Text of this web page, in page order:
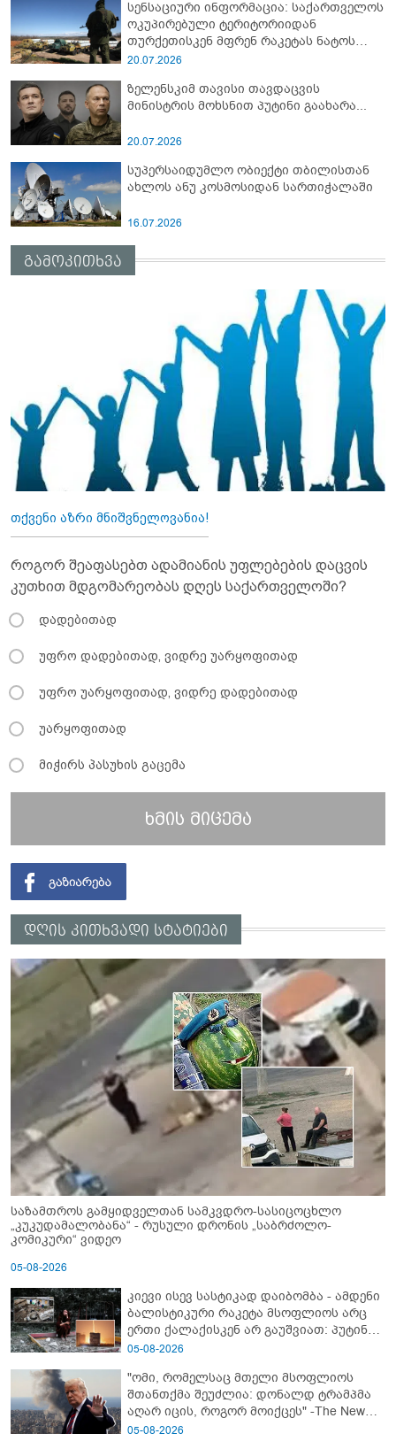
სენსაციური ინფორმაცია: საქართველოს
ოკუპირებული ტერიტორიიდან
თურქეთისკენ მფრენ რაკეტას ნატოს
სამიტი კინაღამ ჩაუშლია
20.07.2026
ზელენსკიმ თავისი თავდაცვის
მინისტრის მოხსნით პუტინი გაახარა...
20.07.2026
სუპერსაიდუმლო ობიექტი თბილისთან
ახლოს ანუ კოსმოსიდან სართიჭალაში
16.07.2026
გამოკითხვა
თქვენი აზრი მნიშვნელოვანია!
როგორ შეაფასებთ ადამიანის უფლებების დაცვის
კუთხით მდგომარეობას დღეს საქართველოში?
დადებითად
უფრო დადებითად, ვიდრე უარყოფითად
უფრო უარყოფითად, ვიდრე დადებითად
უარყოფითად
მიჭირს პასუხის გაცემა
ხმის მიცემა
დღის კითხვადი სტატიები
საზამთროს გამყიდველთან სამკვდრო-სასიცოცხლო
„კუკუდამალობანა“ - რუსული დრონის „საბრძოლო-
კომიკური“ ვიდეო
05-08-2026
კიევი ისევ სასტიკად დაიბომბა - ამდენი
ბალისტიკური რაკეტა მსოფლიოს არც
ერთი ქალაქისკენ არ გაუშვიათ: პუტინის
ახალი ანტირეკორდი
05-08-2026
"ომი, რომელსაც მთელი მსოფლიოს
შთანთქმა შეუძლია: დონალდ ტრამპმა
აღარ იცის, როგორ მოიქცეს" -The New
York Times
05-08-2026